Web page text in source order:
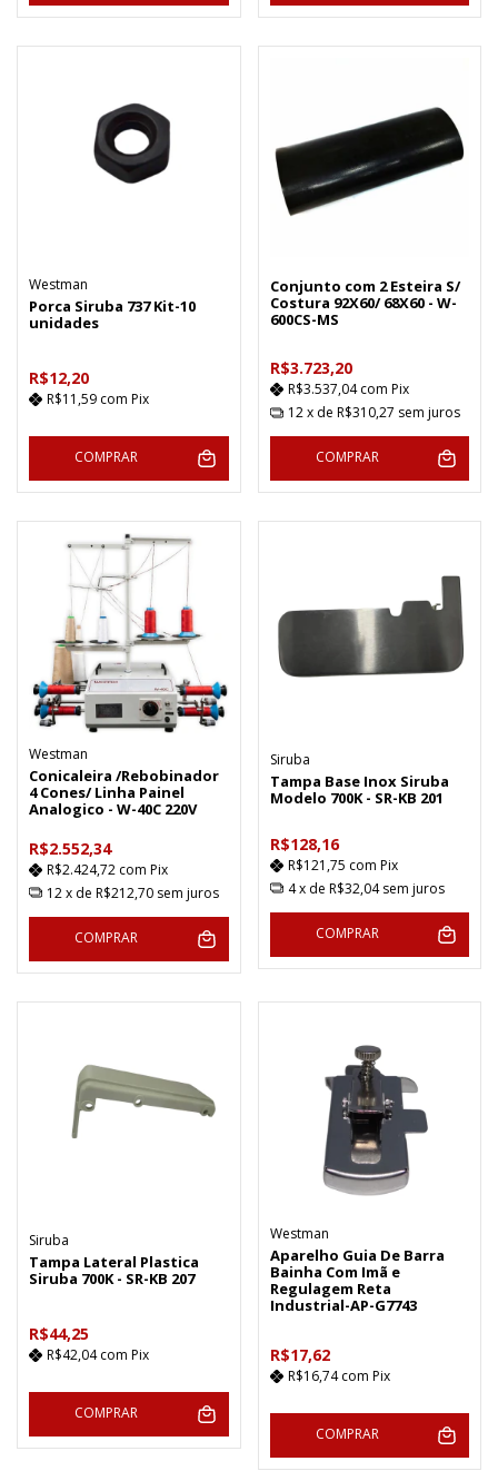
Westman
Porca Siruba 737 Kit-10
unidades
R$12,20
R$11,59 com Pix
COMPRAR
Conjunto com 2 Esteira S/
Costura 92X60/ 68X60 - W-
600CS-MS
R$3.723,20
R$3.537,04com Pix
12 x de R$310,27 sem juros
COMPRAR
Westman
Conicaleira /Rebobinador
4 Cones/ Linha Painel
Analogico - W-40C 220V
R$2.552,34
R$2.424,72 com Pix
12x de R$212,70 sem juros
COMPRAR
Siruba
Tampa Base Inox Siruba
Modelo 700K - SR-KB 201
R$128,16
R$121,75 com Pix
4 x de R$32,04 sem juros
COMPRAR
Siruba
Tampa Lateral Plastica
Siruba 700K - SR-KB 207
R$44,25
R$42,04com Pix
COMPRAR
Westman
Aparelho Guia De Barra
Bainha Com Imã e
Regulagem Reta
Industrial-AP-G7743
R$17,62
R$16,74com Pix
COMPRAR